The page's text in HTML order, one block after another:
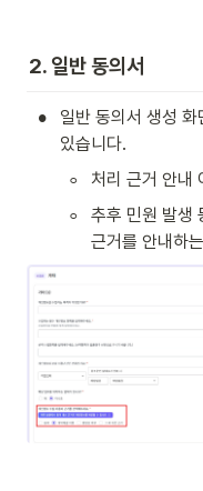
2. 일반 동의서
•
일반 동의서 생성
있습니다.
◦ 처리 근거 안내
◦
추후 민원 발생
근거를 안내하